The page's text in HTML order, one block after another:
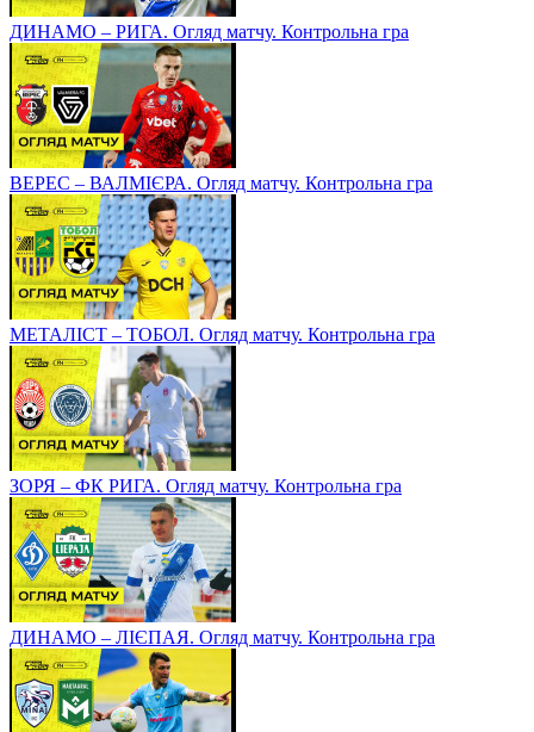
ДИНАМО – РИГА. Огляд матчу. Контрольна гра
ВЕРЕС – ВАЛМІЄРА. Огляд матчу. Контрольна гра
МЕТАЛІСТ – ТОБОЛ. Огляд матчу. Контрольна гра
ЗОРЯ – ФК РИГА. Огляд матчу. Контрольна гра
ДИНАМО – ЛІЄПАЯ. Огляд матчу. Контрольна гра